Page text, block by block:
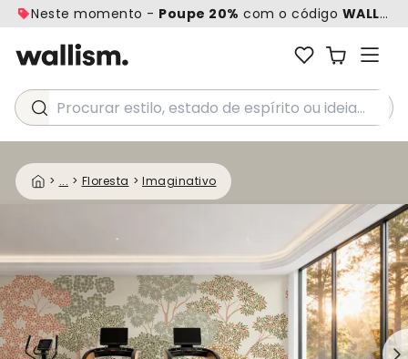
Neste momento - Poupe 20% com o código WALL20
Procurar estilo, estado de espírito ou ideia...
> ... > Floresta > Imaginativo